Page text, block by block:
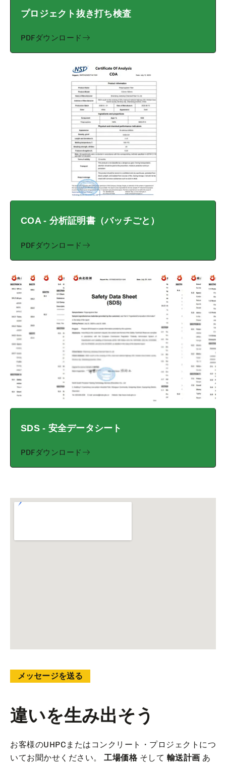
プロジェクト抜き打ち検査
PDFダウンロード
COA - 分析証明書（バッチごと）
PDFダウンロード
SDS - 安全データシート
PDFダウンロード
メッセージを送る
違いを生み出そう
お客様のUHPCまたはコンクリート・プロジェクトにつ
いてお聞かせください。 工場価格そして 輸送計画 あ